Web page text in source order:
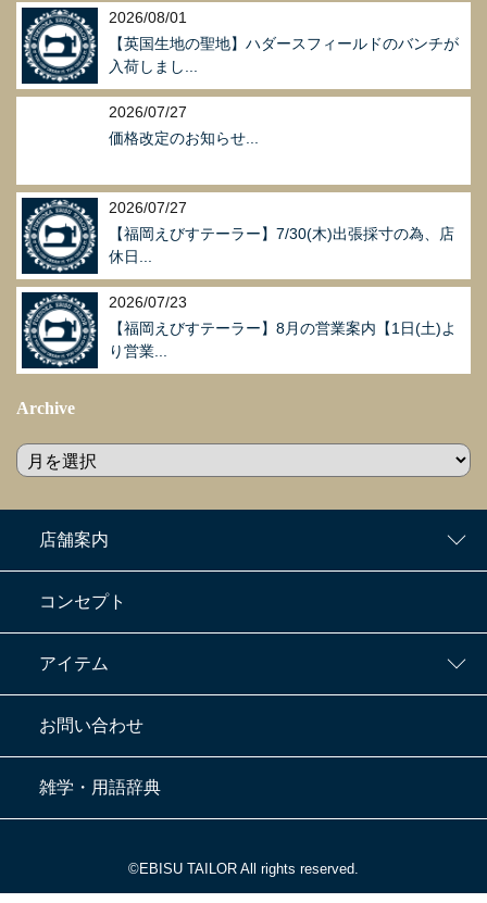
2026/08/01
【英国生地の聖地】ハダースフィールドのバンチが
入荷しまし...
2026/07/27
価格改定のお知らせ...
2026/07/27
【福岡えびすテーラー】7/30(木)出張採寸の為、店
休日...
2026/07/23
【福岡えびすテーラー】8月の営業案内【1日(土)よ
り営業...
Archive
店舗案内
コンセプト
アイテム
お問い合わせ
雑学・用語辞典
©EBISU TAILOR All rights reserved.